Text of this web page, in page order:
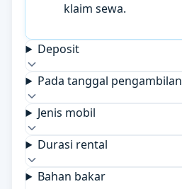
klaim sewa.
Deposit
Pada tanggal pengambilan
Jenis mobil
Durasi rental
Bahan bakar